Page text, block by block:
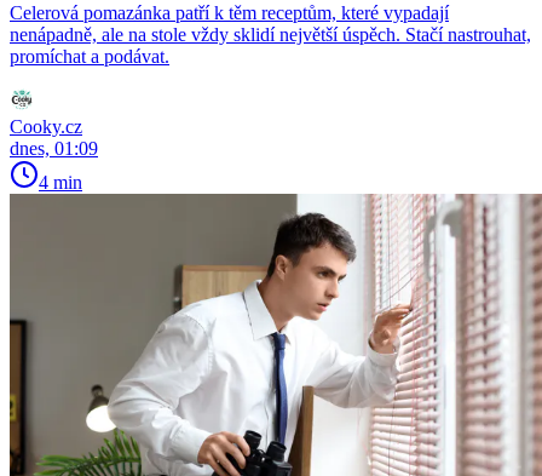
Celerová pomazánka patří k těm receptům, které vypadají
nenápadně, ale na stole vždy sklidí největší úspěch. Stačí nastrouhat,
promíchat a podávat.
Cooky.cz
dnes, 01:09
4 min